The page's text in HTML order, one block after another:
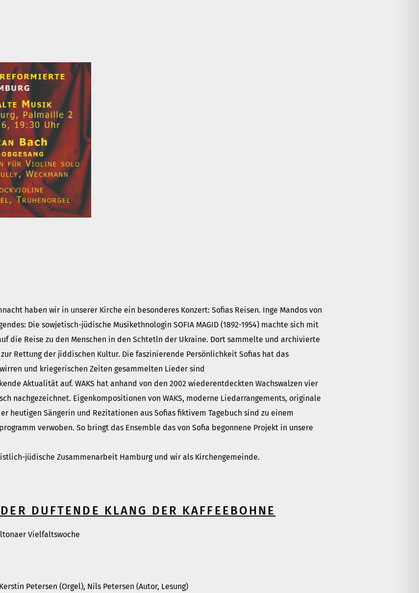
haben wir in unserer Kirche ein besonderes Konzert: Sofias Reisen. Inge Mandos von
Die sowjetisch-jüdische Musikethnologin SOFIA MAGID (1892-1954) machte sich mit
die Reise zu den Menschen in den Schtetln der Ukraine. Dort sammelte und archivierte
Rettung der jiddischen Kultur. Die faszinierende Persönlichkeit Sofias hat das
und kriegerischen Zeiten gesammelten Lieder sind
Aktualität auf. WAKS hat anhand von den 2002 wiederentdeckten Wachswalzen vier
nachgezeichnet. Eigenkompositionen von WAKS, moderne Liedarrangements, originale
heutigen Sängerin und Rezitationen aus Sofias fiktivem Tagebuch sind zu einem
verwoben. So bringt das Ensemble das von Sofia begonnene Projekt in unsere
jüdische Zusammenarbeit Hamburg und wir als Kirchengemeinde.
DUFTENDE KLANG DER KAFFEEBOHNE
Vielfaltswoche
Petersen (Orgel), Nils Petersen (Autor, Lesung)